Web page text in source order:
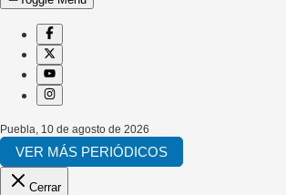
Puebla 10 de agosto de 2026
VER MÁS PERIÓDICOS
Cerrar